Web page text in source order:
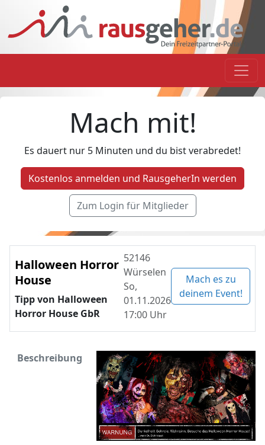
Mach mit!
Es dauert nur 5 Minuten und du bist verabredet!
Kostenlos anmelden und RausgeherIn werden
Zum Login für Mitglieder
Halloween Horror
House
Tipp von Halloween
Horror House GbR
52146
Würselen
So,
01.11.2026
17:00 Uhr
Mach es zu
deinem Event!
Beschreibung